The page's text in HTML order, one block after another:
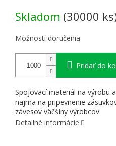
Skladom (30000
Možnosti doručenia
Pridať do
Spojovací materiál na výrobu
najmä na pripevnenie
závesov väčšiny výrobcov.
Detailné informácie